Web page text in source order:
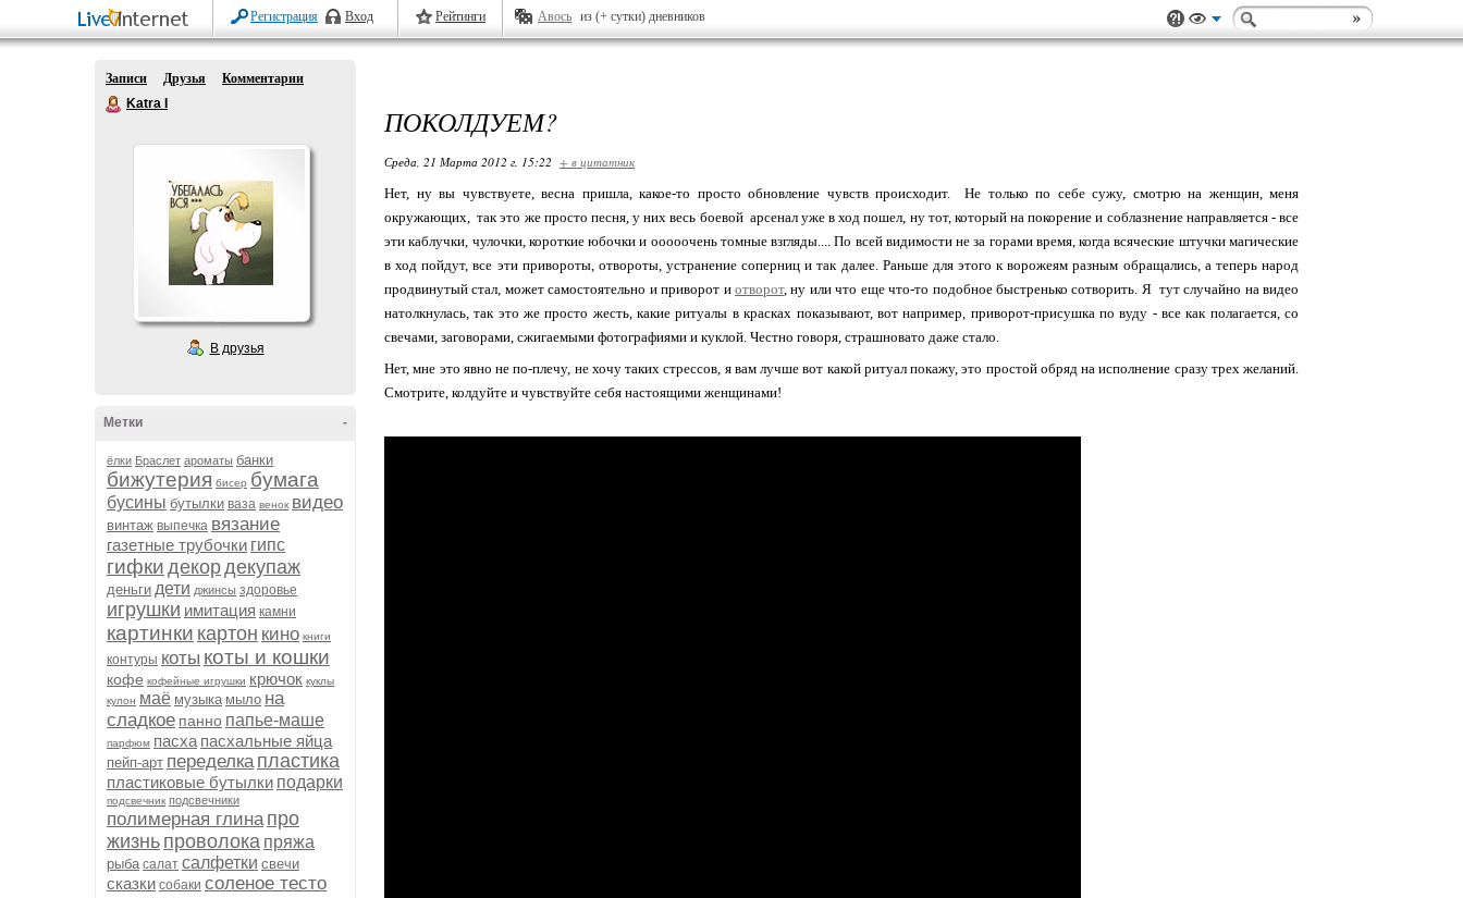
Регистрация Вход Рейтинги Авось из (+ сутки) дневников
Записи Друзья
Комментарии
Katra I
В друзья
-
Метки
ёлки Браслет ароматы банки
бижутерия бисер бумага
бусины бутылки ваза венок видео
винтаж выпечка вязание
газетные трубочки гипс
гифки декордекупаж
деньги дети джинсы здоровье
игрушки имитация камни
картинки картон кино книги
контуры коты коты и кошки
кофе кофейные игрушки крючок куклы
кулон маё музыка мыло на
сладкое панно папье-маше
парфюм пасха пасхальные яйца
пейп-арт переделка пластика
пластиковые бутылки подарки
подсвечник подсвечники
полимерная глина про
жизнь проволока пряжа
рыба салат салфетки свечи
сказки собаки соленое тесто
ПОКОЛДУЕМ?
Среда, 21 Марта 2012 г. 15:22 + в цитатник
Нет, ну вы чувствуете, весна пришла, какое-то просто обновление чувств происходит. Не только по себе сужу, смотрю на женщин, меня
окружающих, так это же просто песня, у них весь боевой арсенал уже в ход пошел, ну тот, который на покорение и соблазнение направляется - все
эти каблучки, чулочки, короткие юбочки и ооооочень томные взгляды.... По всей видимости не за горами время, когда всяческие штучки магические
в ход пойдут, все эти привороты, отвороты, устранение соперниц и так далее. Раньше для этого к ворожеям разным обращались, а теперь народ
продвинутый стал, может самостоятельно и приворот и отворот, ну или что еще что-то подобное быстренько сотворить. Я тут случайно на видео
натолкнулась, так это же просто жесть, какие ритуалы в красках показывают, вот например, приворот-присушка по вуду - все как полагается, со
свечами, заговорами, сжигаемыми фотографиями и куклой. Честно говоря, страшновато даже стало.
Нет, мне это явно не по-плечу, не хочу таких стрессов, я вам лучше вот какой ритуал покажу, это простой обряд на исполнение сразу трех желаний.
Смотрите, колдуйте и чувствуйте себя настоящими женщинами!